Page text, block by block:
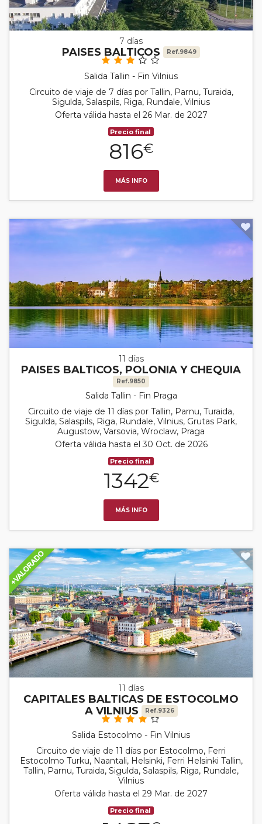
7 días
PAISES BALTICOS Ref.9849
Salida Tallin - Fin Vilnius
Circuito de viaje de 7 días por Tallin, Parnu, Turaida,
Sigulda, Salaspils, Riga, Rundale, Vilnius
Oferta válida hasta el 26 Mar. de 2027
Precio final
816€
MÁS INFO
11 días
PAISES BALTICOS, POLONIA Y CHEQUIA
Ref.9850
Salida Tallin - Fin Praga
Circuito de viaje de 11 días por Tallin, Parnu, Turaida,
Sigulda, Salaspils, Riga, Rundale, Vilnius, Grutas Park,
Augustow, Varsovia, Wroclaw, Praga
Oferta válida hasta el 30 Oct. de 2026
Precio final
1342€
MÁS INFO
11 días
CAPITALES BALTICAS DE ESTOCOLMO
A VILNIUS
Ref.9326
Salida Estocolmo - Fin Vilnius
Circuito de viaje de 11 días por Estocolmo, Ferri
Estocolmo Turku, Naantali, Helsinki, Ferri Helsinki Tallin,
Tallin, Parnu, Turaida, Sigulda, Salaspils, Riga, Rundale,
Vilnius
Oferta válida hasta el 29 Mar. de 2027
Precio final